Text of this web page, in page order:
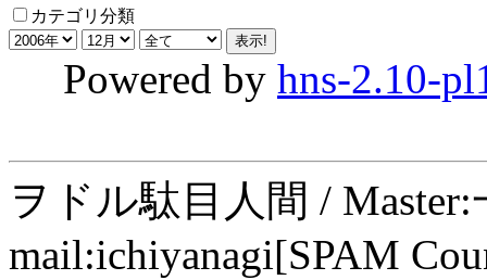
カテゴリ分類
Powered by hns-2.10-
ヲドル駄目人間 /
mail:ichiyanagi[SPAM